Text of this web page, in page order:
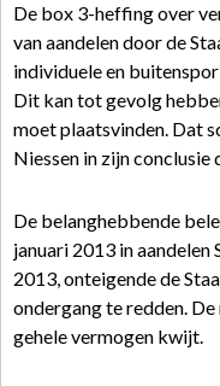
De box 3-heffing over
van aandelen door de
individuele en
Dit kan tot gevolg
moet plaatsvinden. Dat
Niessen in zijn conclusie
De belanghebbende
januari 2013 in aandelen
2013, onteigende de
ondergang te redden.
gehele vermogen kwijt.